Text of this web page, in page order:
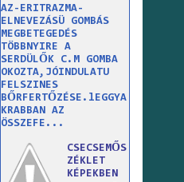
AZ-ERITRAZMA-
ELNEVEZÁSÜ GOMBÁS
MEGBETEGEDÉS
TÖBBNYIRE A
SERDÜLŐK C.M GOMBA
OKOZTA,JÓINDULATU
FELSZINES
BŐRFERTŐZÉSE.lEGGYA
KRABBAN AZ
ÖSSZEFE...
CSECSEMŐS
ZÉKLET
KÉPEKBEN